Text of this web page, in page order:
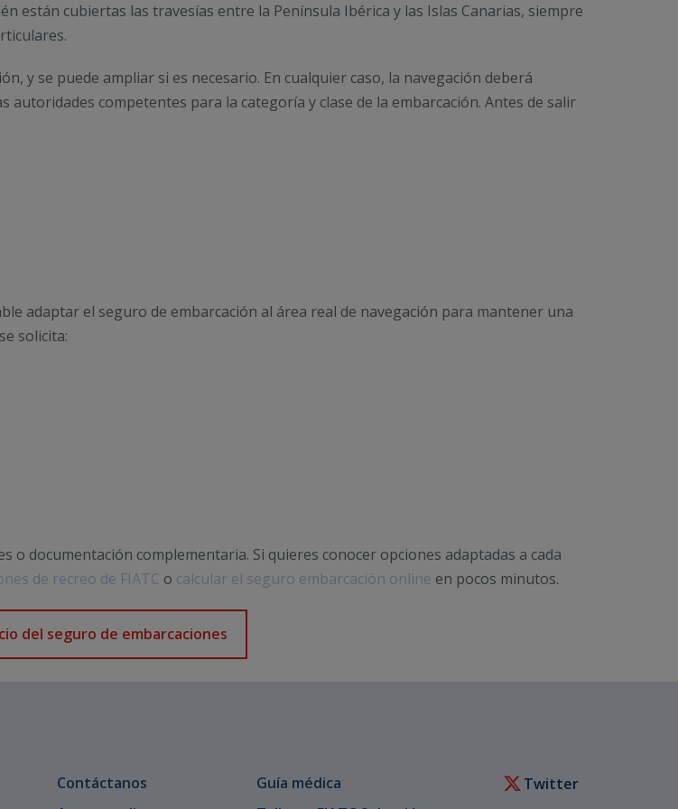
están cubiertas las travesías entre la Península Ibérica y las Islas Canarias, siempre
y se puede ampliar si es necesario. En cualquier caso, la navegación deberá
competentes para la categoría y clase de la embarcación. Antes de salir
adaptar el seguro de embarcación al área real de navegación para mantener una
solicita:
documentación complementaria. Si quieres conocer opciones adaptadas a cada
de recreo de FIATC o calcular el seguro embarcación online en pocos minutos.
del seguro de embarcaciones
Contáctanos
Guía médica
Twitter